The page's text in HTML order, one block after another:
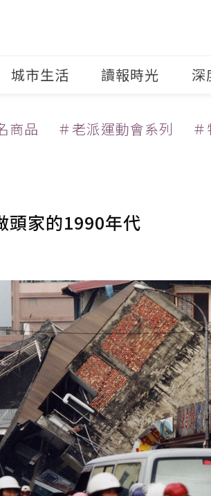
城市生活 讀報時光 深
商品 ＃老派運動會系列
頭家的1990年代